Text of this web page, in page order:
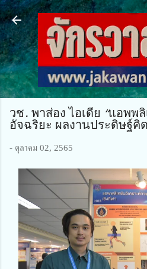
ข้ามไปที่เนื้
วช. พาส่อง ไอเดีย “แอพพ
อัจฉริยะ ผลงานประดิษฐ์คิ
- ตุลาคม 02, 2565